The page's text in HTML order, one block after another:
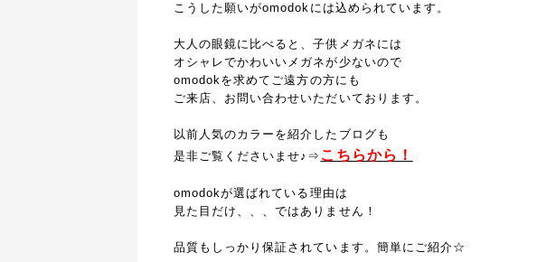
こうした願いがomodokには込められています。
大人の眼鏡に比べると、子供メガネには
オシャレでかわいいメガネが少ないので
omodokを求めてご遠方の方にも
ご来店、お問い合わせいただいております。
以前人気のカラーを紹介したブログも
是非ご覧くださいませ♪⇒ こちらから！
omodokが選ばれている理由は
見た目だけ、、、ではありません！
品質もしっかり保証されています。簡単にご紹介☆